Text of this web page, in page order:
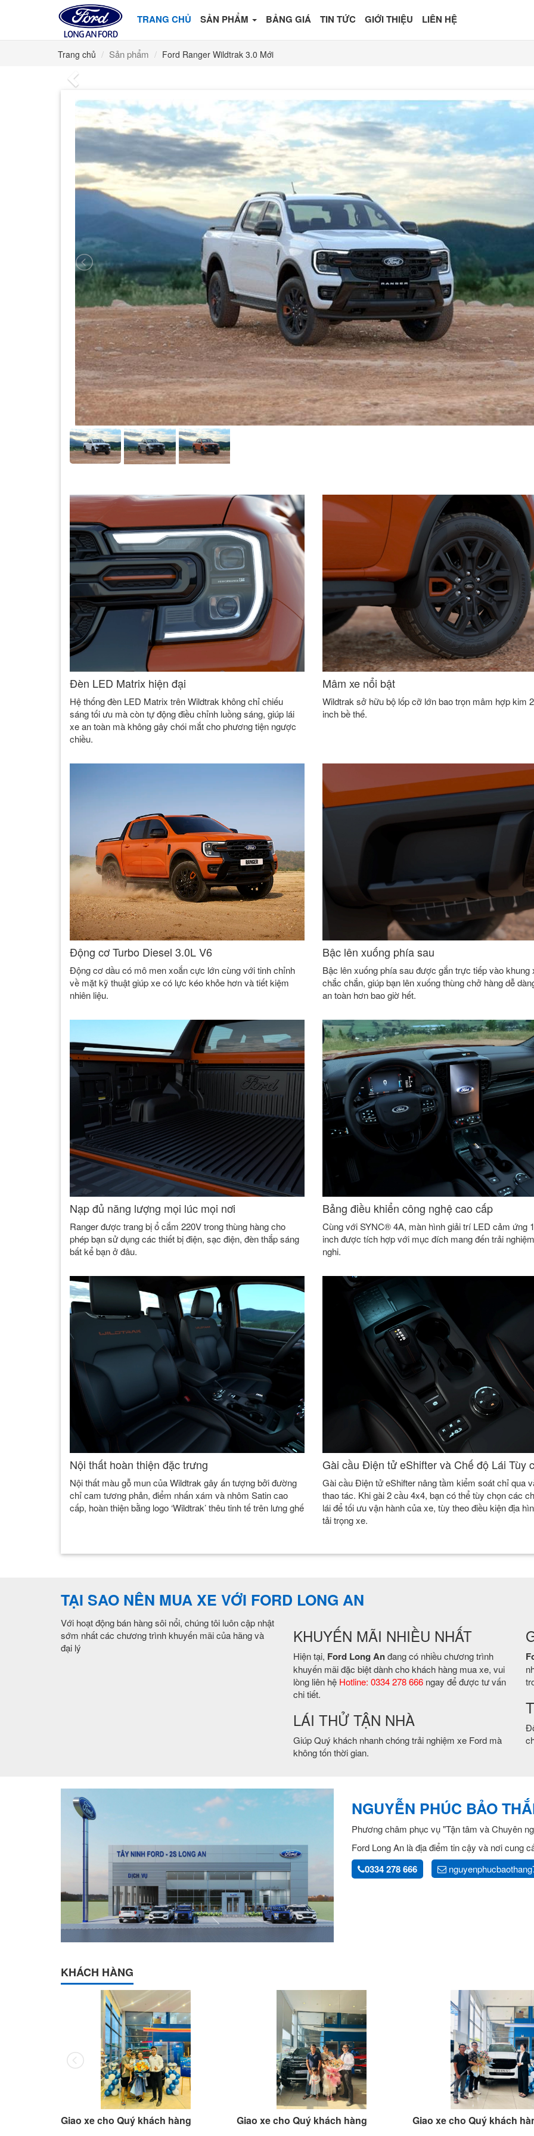
TRANG CHỦ SẢN PHẨM BẢNG GIÁ TIN TỨC GIỚI THIỆU LIÊN HỆ
Trang chủ Sản phẩm Ford Ranger Wildtrak 3.0 Mới
Đèn LED Matrix hiện đại
Hệ thống đèn LED Matrix trên Wildtrak không chỉ chiếu
sáng tối ưu mà còn tự động điều chỉnh luồng sáng, giúp lái
xe an toàn mà không gây chói mắt cho phương tiện ngược
chiều.
Mâm xe nổi bật
Wildtrak sở hữu bộ lốp cỡ lớn bao trọn mâm hợp kim
inch bề thế.
Động cơ Turbo Diesel 3.0L V6
Động cơ dầu có mô men xoắn cực lớn cùng với tinh chỉnh
về mặt kỹ thuật giúp xe có lực kéo khỏe hơn và tiết kiệm
nhiên liệu.
Bậc lên xuống phía sau
Bậc lên xuống phía sau được gắn trực tiếp vào khung
chắc chắn, giúp bạn lên xuống thùng chở hàng dễ
an toàn hơn bao giờ hết.
Nạp đủ năng lượng mọi lúc mọi nơi
Ranger được trang bị ổ cắm 220V trong thùng hàng cho
phép bạn sử dụng các thiết bị điện, sạc điện, đèn thắp sáng
bất kể bạn ở đâu.
Bảng điều khiển công nghệ cao cấp
Cùng với SYNC® 4A, màn hình giải trí LED cảm ứng
inch được tích hợp với mục đích mang đến trải
nghi.
Nội thất hoàn thiện đặc trưng
Nội thất màu gỗ mun của Wildtrak gây ấn tượng bởi đường
chỉ cam tương phản, điểm nhấn xám và nhôm Satin cao
cấp, hoàn thiện bằng logo ‘Wildtrak’ thêu tinh tế trên lưng ghế
Gài cầu Điện tử eShifter và Chế độ Lái Tùy
Gài cầu Điện tử eShifter nâng tầm kiểm soát chỉ qua
thao tác. Khi gài 2 cầu 4x4, bạn có thể tùy chọn các
lái để tối ưu vận hành của xe, tùy theo điều kiện địa
tải trọng xe.
TẠI SAO NÊN MUA XE VỚI FORD LONG AN
Với hoạt động bán hàng sôi nổi, chúng tôi luôn cập nhật
sớm nhất các chương trình khuyến mãi của hãng và
đại lý
KHUYẾN MÃI NHIỀU NHẤT
Hiện tại, Ford Long Anđang có nhiều chương trình
khuyến mãi đặc biệt dành cho khách hàng mua xe, vui
lòng liên hệ Hotline: 0334 278 666 ngay để được tư vấn
chi tiết.
LÁI THỬ TẬN NHÀ
Giúp Quý khách nhanh chóng trải nghiệm xe Ford mà
không tốn thời gian.
NGUYỄN PHÚC BẢO
Phương châm phục vụ "Tận tâm và Chuyên
Ford Long An là địa điểm tin cậy và nơi cung
0334 278 666
KHÁCH HÀNG
Giao xe cho Quý khách hàng Giao xe cho Quý khách hàng Giao xe cho Quý khách